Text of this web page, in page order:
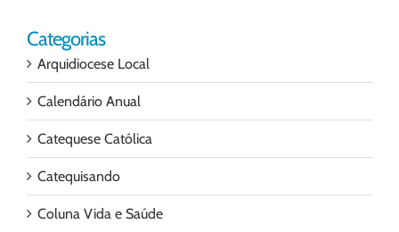
Categorias
Arquidiocese Local
Calendário Anual
Catequese Católica
Catequisando
Coluna Vida e Saúde